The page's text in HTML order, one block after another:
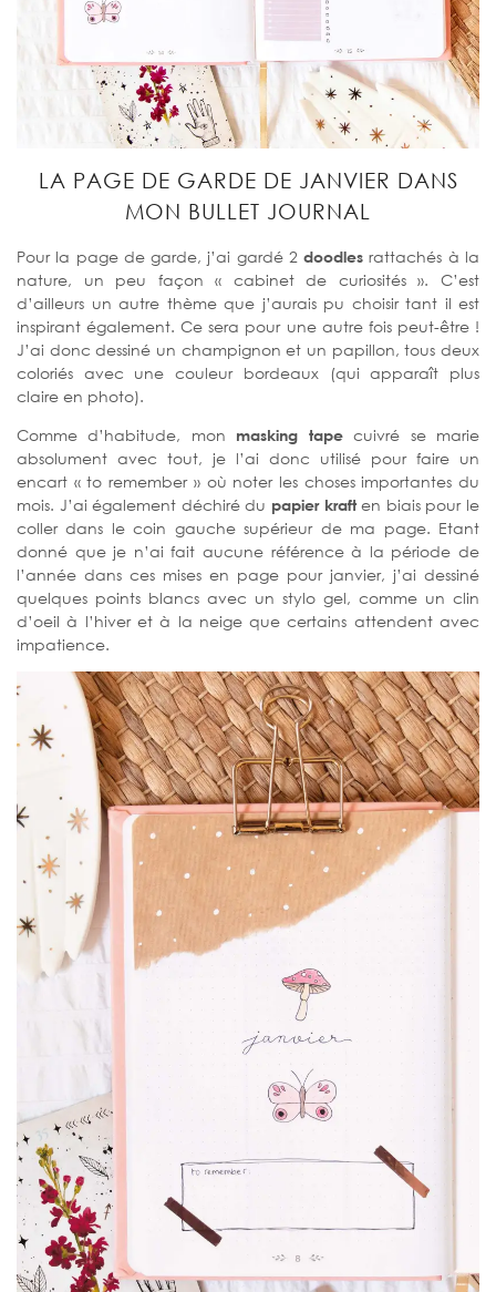
LA PAGE DE GARDE DE JANVIER DANS
MON BULLET JOURNAL
Pour la page de garde, j’ai gardé 2doodles rattachés à la
nature, un peu façon « cabinet de curiosités ». C’est
d’ailleurs un autre thème que j’aurais pu choisir tant il est
inspirant également. Ce sera pour une autre fois peut-être !
J’ai donc dessiné un champignon et un papillon, tous deux
coloriés avec une couleur bordeaux (qui apparaît plus
claire en photo).
Comme d’habitude, mon masking tapecuivré se marie
absolument avec tout, je l’ai donc utilisé pour faire un
encart « to remember » où noter les choses importantes du
mois. J’ai également déchiré du papier kraften biais pour le
coller dans le coin gauche supérieur de ma page. Etant
donné que je n’ai fait aucune référence à la période de
l’année dans ces mises en page pour janvier, j’ai dessiné
quelques points blancs avec un stylo gel, comme un clin
d’oeil à l’hiver et à la neige que certains attendent avec
impatience.